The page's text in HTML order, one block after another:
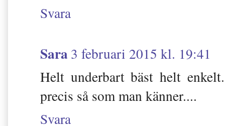
Svara
Sara3 februari 2015 kl. 19:41
Helt underbart bäst helt
precis så som man känner....
Svara